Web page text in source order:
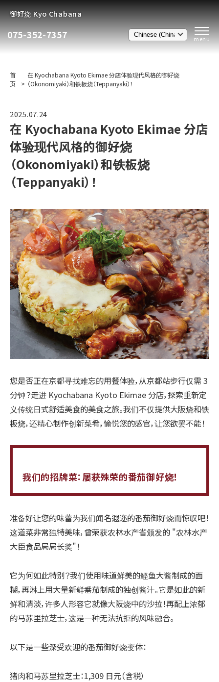
御好烧 Kyo Chabana
075-352-7357
首
页
在 Kyochabana Kyoto Ekimae 分店体验现代风格的御好烧
（Okonomiyaki）和铁板烧（Teppanyaki）！
2025.07.24
在 Kyochabana Kyoto Ekimae 分店
体验现代风格的御好烧
（Okonomiyaki）和铁板烧
（Teppanyaki）！
您是否正在京都寻找难忘的用餐体验，从京都站步行仅需 3
分钟？走进 Kyochabana Kyoto Ekimae 分店，探索重新定
义传统日式舒适美食的美食之旅。我们不仅提供大阪烧和铁
板烧，还精心制作创新菜肴，愉悦您的感官，让您欲罢不能！
我们的招牌菜：屡获殊荣的番茄御好烧！
准备好让您的味蕾为我们闻名遐迩的番茄御好烧而惊叹吧！
这道菜非常独特美味，曾荣获农林水产省颁发的 "农林水产
大臣食品局局长奖"！
它为何如此特别？我们使用味道鲜美的鲣鱼大酱制成的面
糊，再淋上用大量新鲜番茄制成的独创酱汁。它是如此的新
鲜和清淡，许多人形容它就像大阪烧中的沙拉！再配上浓郁
的马苏里拉芝士，这是一种无法抗拒的风味融合。
以下是一些深受欢迎的番茄御好烧变体：
猪肉和马苏里拉芝士：1,309 日元（含税）